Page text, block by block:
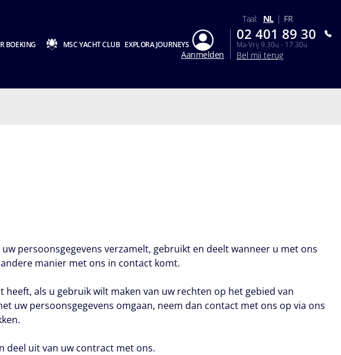
BOEKING MSC YACHT CLUB EXPLORA JOURNEYS
Aanmelden
Taal: NL | FR
02 401 89 30
Ma-Vrij 9.30u - 17.30u
Bel mij terug
persoonsgegevens verzamelt, gebruikt en deelt wanneer u met ons
manier met ons in contact komt.
als u gebruik wilt maken van uw rechten op het gebied van
uw persoonsgegevens omgaan, neem dan contact met ons op via ons
deel uit van uw contract met ons.